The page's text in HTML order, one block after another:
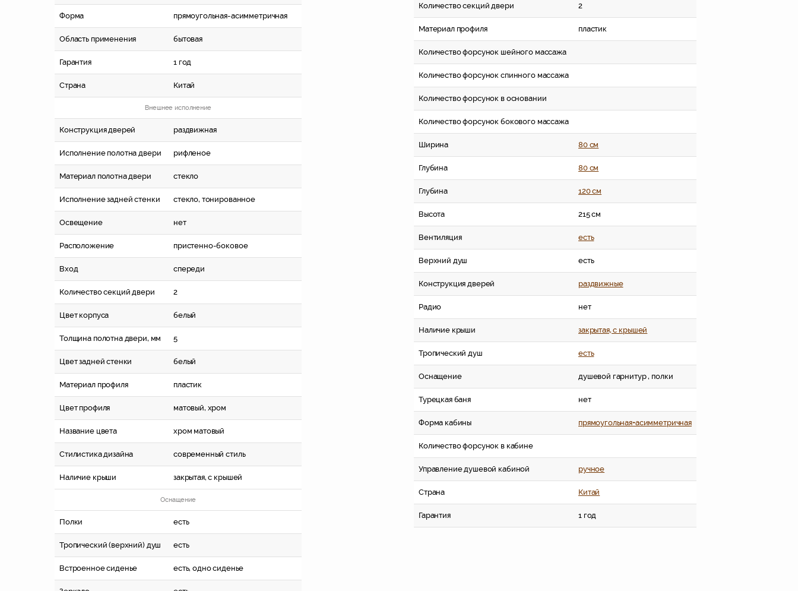
Форма прямоугольная-асимметричная
Область применения бытовая
Гарантия 1 год
Страна Китай
Внешнее исполнение
Конструкция дверей раздвижная
Исполнение полотна двери рифленое
Материал полотна двери стекло
Исполнение задней стенки стекло, тонированное
Освещение нет
Расположение пристенно-боковое
Вход спереди
Количество секций двери 2
Цвет корпуса белый
Толщина полотна двери, мм 5
Цвет задней стенки белый
Материал профиля пластик
Цвет профиля матовый, хром
Название цвета хром матовый
Стилистика дизайна современный стиль
Наличие крыши закрытая, c крышей
Оснащение
Полки есть
Тропический (верхний) душ есть
Встроенное сиденье есть, одно сиденье
Количество секций двери 2
Материал профиля пластик
Количество форсунок шейного массажа
Количество форсунок спинного массажа
Количество форсунок в основании
Количество форсунок бокового массажа
Ширина 80 см
Глубина 80 см
Глубина 120 см
Высота 215 см
Вентиляция есть
Верхний душ есть
Конструкция дверей раздвижные
Радио нет
Наличие крыши закрытая, c крышей
Тропический душ есть
Оснащение душевой гарнитур , полки
Турецкая баня нет
Форма кабины прямоугольная+асимметричная
Количество форсунок в кабине
Управление душевой кабиной ручное
Страна Китай
Гарантия 1 год